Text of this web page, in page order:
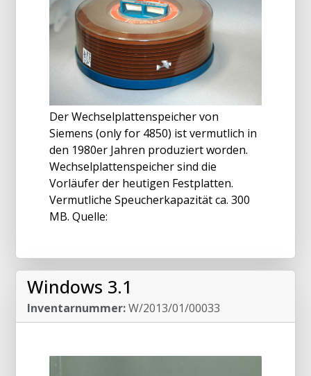
Der Wechselplattenspeicher von
Siemens (only for 4850) ist vermutlich in
den 1980er Jahren produziert worden.
Wechselplattenspeicher sind die
Vorläufer der heutigen Festplatten.
Vermutliche Speucherkapazität ca. 300
MB. Quelle:
Windows 3.1
Inventarnummer:W/2013/01/00033